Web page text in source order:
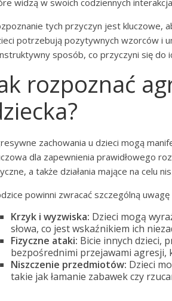
widzą w swoich codziennych
tych przyczyn jest kluczowe,
potrzebują pozytywnych wzorców i
sposób, co przyczyni się do
rozpoznać
zachowania u dzieci mogą
dla zapewnienia prawidłowego
a także działania mające na celu
powinni zwracać szczególną
Krzyk i wyzwiska: Dzieci mogą
słowa, co jest wskaźnikiem ich
Fizyczne ataki: Bicie innych dzieci,
bezpośrednimi przejawami agresji,
Niszczenie przedmiotów: Dzieci
takie jak łamanie zabawek czy